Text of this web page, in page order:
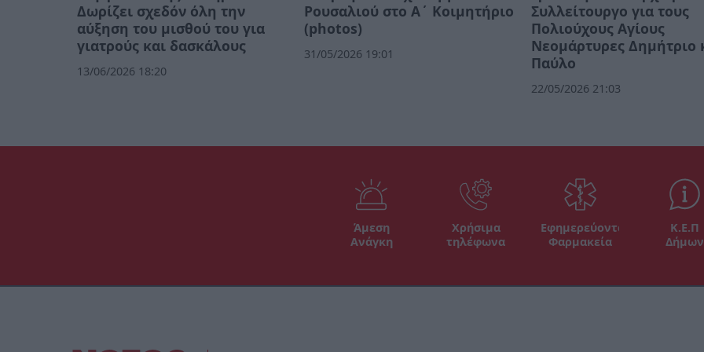
Δωρίζει σχεδόν όλη την
αύξηση του μισθού του για
γιατρούς και δασκάλους
13/06/2026 18:20
Ρουσαλιού στο Α΄ Κοιμητήριο
(photos)
31/05/2026 19:01
Συλλείτουργο για τους
Πολιούχους Αγίους
Νεομάρτυρες Δημήτριο
Παύλο
22/05/2026 21:03
Άμεση
Ανάγκη
Χρήσιμα
τηλέφωνα
Εφημερεύοντα
Φαρμακεία
Κ.Ε.Π
Δήμων